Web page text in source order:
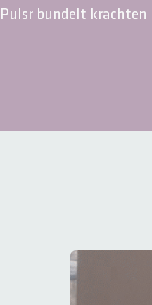
Rvados zet volgende